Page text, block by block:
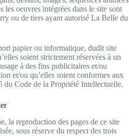
les oeuvres intégrées dans le site sont
ou de tiers ayant autorisé La Belle du
papier ou informatique, dudit site
soient strictement réservées à un
à des fins publicitaires et/ou
et/ou qu’elles soient conformes aux
du Code de la Propriété Intellectuelle.
la reproduction des pages de ce site
sous réserve du respect des trois